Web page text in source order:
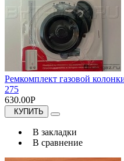
Ремкомплект газовой
275
630.00Р
КУПИТЬ
В закладки
В сравнение